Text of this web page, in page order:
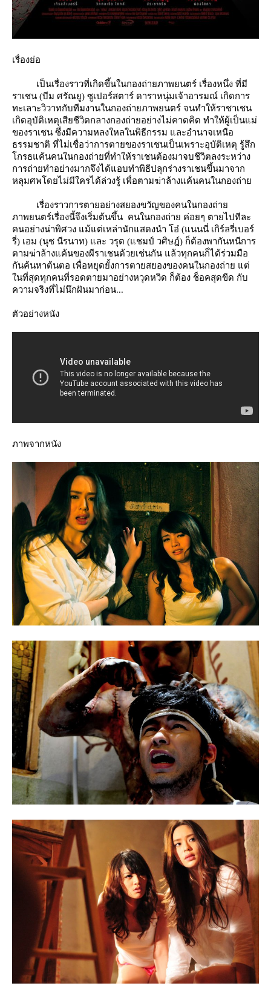
เรื่องย่อ
เป็นเรื่องราวที่เกิดขึ้นในกองถ่ายภาพยนตร์ เรื่องหนึ่ง ที่มี
ราเชน (บีม ศรัณยู) ซูเปอร์สตาร์ ดาราหนุ่มเจ้าอารมณ์ เกิดการ
ทะเลาะวิวาทกับทีมงานในกองถ่ายภาพยนตร์ จนทำให้ราชาเชน
เกิดอุบัติเหตุเสียชีวิตกลางกองถ่ายอย่างไม่คาดคิด ทำให้ผู้เป็นแม่
ของราเชน ซึ่งมีความหลงใหลในพิธีกรรม และอำนาจเหนือ
ธรรมชาติ ที่ไม่เชื่อว่าการตายของราเชนเป็นเพราะอุบัติเหตุ รู้สึก
กรธแค้นคนในกองถ่ายที่ทำให้ราเชนต้องมาจบชีวิตลงระหว่าง
การถ่ายทำอย่างมากจึงได้แอบทำพิธีปลุกร่างราเชนขึ้นมาจาก
หลุมศพโดยไม่มีใครได้ล่วงรู้ เพื่อตามฆ่าล้างแค้นคนในกองถ่า
เรื่องราวการตายอย่างสยองขวัญของคนในกองถ่า
ภาพยนตร์เรื่องนี้จึงเริ่มต้นขึ้น คนในกองถ่าย ค่อยๆ ตายไปทีละ
คนอย่างน่าพิศวง แม้แต่เหล่านักแสดงนำ อ๋ (แนนนี่ เกิร์ลรี่เบอร์
รี่) เอม (นุช นีรนาท) ละ วรุต (แชมป์ วศิษฎ์) ก็ต้องพากันหนีการ
ตามฆ่าล้างแค้นของผีราเชนด้วยเช่นกัน แล้วทุกคนก็ได้ร่วมมือ
กันค้นหาต้นตอ เพื่อหยุดยั้งการตายสยองของคนในกองถ่าย แต่
นที่สุดทุกคนที่รอดตายมาอย่างหวุดหวิด ก็ต้อง ช็อคสุดขีด กับ
ความจริงที่ไม่นึกฝันมาก่อน...
ตัวอย่างหนัง
ภาพจากหนัง